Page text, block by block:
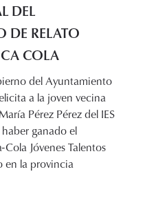
DEL
DE RELATO
COLA
del Ayuntamiento
a la joven vecina
Pérez Pérez del IES
ganado el
Jóvenes Talentos
en la provincia